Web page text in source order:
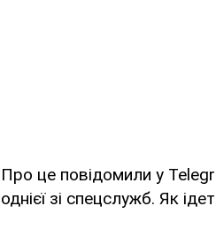
Про це повідомили у
однієї зі спецслужб. Як